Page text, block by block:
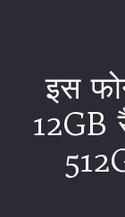
इस
12GB